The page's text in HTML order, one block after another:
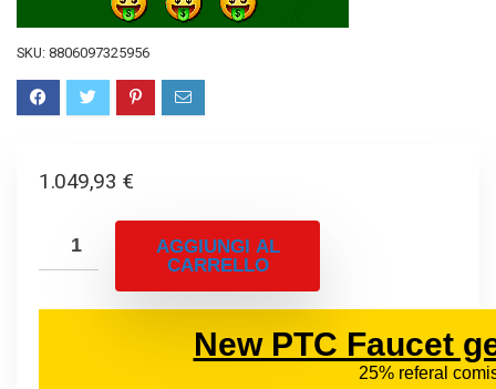
SKU: 8806097325956
1.049,93 €
AGGIUNGI AL
CARRELLO